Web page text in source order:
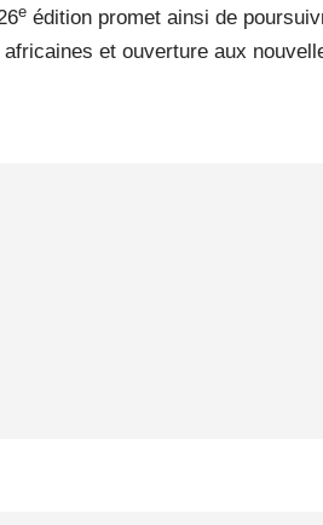
e édition promet ainsi de
et ouverture aux